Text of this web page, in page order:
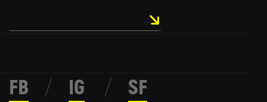
FB / IG / SF